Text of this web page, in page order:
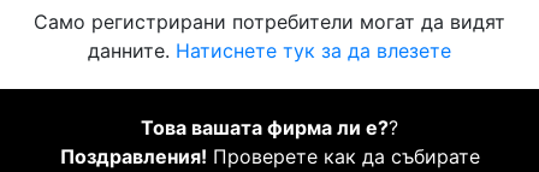
Само регистрирани потребители могат да видят
данните. Натиснете тук за да влезете
Това вашата фирма ли е??
Поздравления! Проверете как да събирате